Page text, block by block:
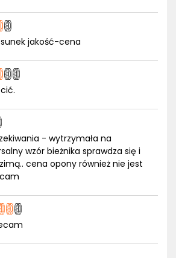
jakość-cena
- wytrzymała na
wzór bieżnika sprawdza się i
cena opony również nie jest